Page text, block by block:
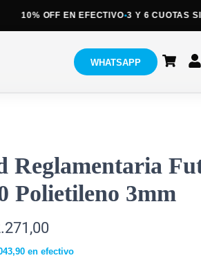
10% OFF EN EFECTIVO •3 Y 6 CUOTAS SIN
WHATSAPP
Reglamentaria
Polietileno 3mm
en efectivo